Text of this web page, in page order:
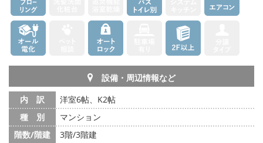
設備・周辺情報など
内 訳
洋室6帖、K2帖
種 別
マンション
階数/階建
3階/3階建